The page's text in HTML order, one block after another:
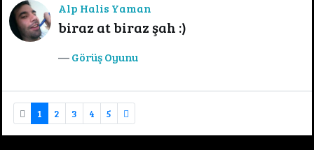
Alp Halis Yaman
biraz at biraz şah :)
Görüş Oyunu
1 2 3 4 5